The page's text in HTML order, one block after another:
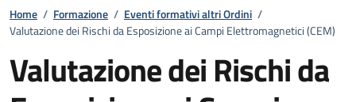
Home / Formazione / Eventi formativi altri Ordini /
Valutazione dei Rischi da Esposizione ai Campi Elettromagnetici (CEM)
Valutazione dei Rischi da